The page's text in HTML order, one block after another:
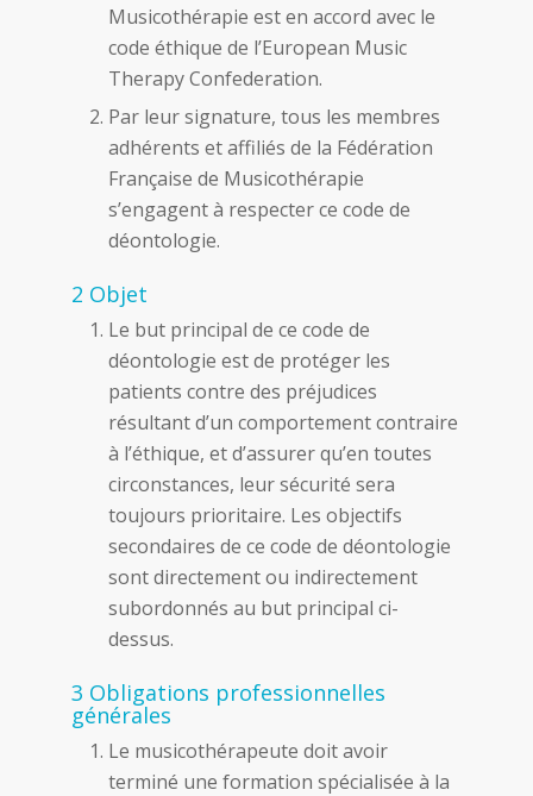
Musicothérapie est en accord avec le
code éthique de l’European Music
Therapy Confederation.
Par leur signature, tous les membres
adhérents et affiliés de la Fédération
Française de Musicothérapie
s’engagent à respecter ce code de
déontologie.
2 Objet
Le but principal de ce code de
déontologie est de protéger les
patients contre des préjudices
résultant d’un comportement contraire
à l’éthique, et d’assurer qu’en toutes
circonstances, leur sécurité sera
toujours prioritaire. Les objectifs
secondaires de ce code de déontologie
sont directement ou indirectement
subordonnés au but principal ci-
dessus.
3 Obligations professionnelles
générales
Le musicothérapeute doit avoir
terminé une formation spécialisée à la